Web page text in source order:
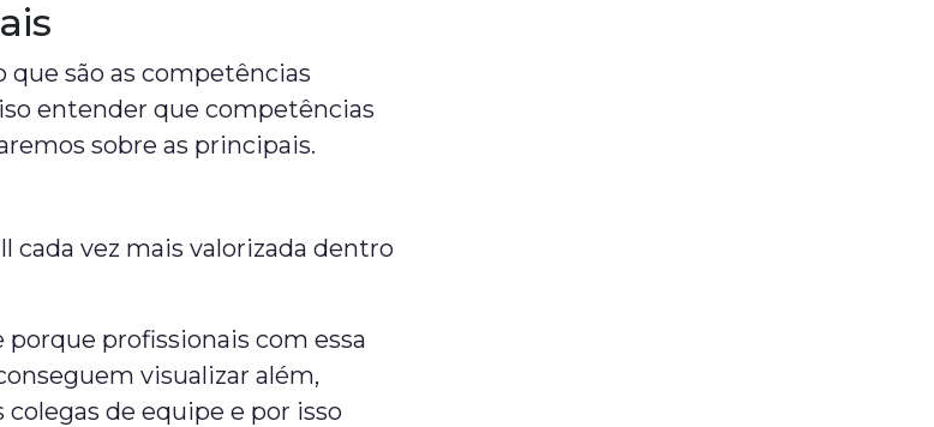
são as competências
entender que competências
sobre as principais.
cada vez mais valorizada dentro
porque profissionais com essa
visualizar além,
de equipe e por isso